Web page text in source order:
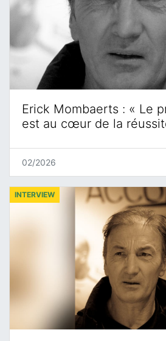
Erick Mombaerts : « Le
est au cœur de la
02/2026
INTERVIEW